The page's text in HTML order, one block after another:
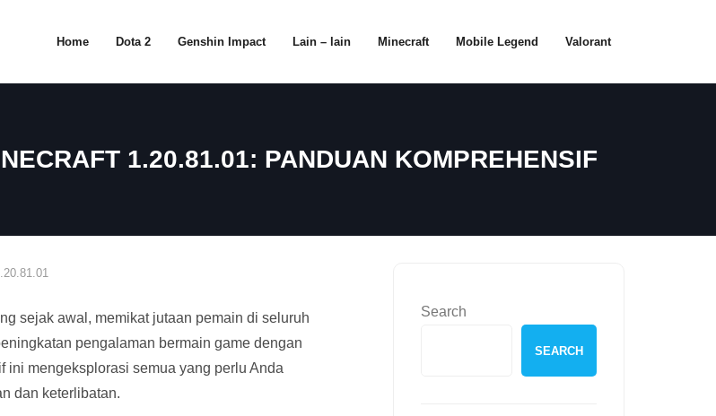
Home Dota 2 Genshin Impact Lain – lain Minecraft Mobile Legend Valorant
1.20.81.01: PANDUAN KOMPREHENSIF
sejak awal, memikat jutaan pemain di seluruh
pengalaman bermain game dengan
mengeksplorasi semua yang perlu Anda
dan keterlibatan.
Search
SEARCH